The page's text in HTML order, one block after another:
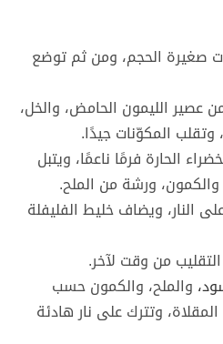
صغيرة الحجم، ومن ثم توضع
عصير الليمون الحامض، والخل،
وتقلب المكوّنات جيدًا.
الحارة فرمًا ناعمًا، ويتبل
والكمون، ورشة من الملح.
النار، ويضاف خليط الفليفلة
من وقت لآخر.
والملح، والكمون حسب
وتترك على نار هادئة